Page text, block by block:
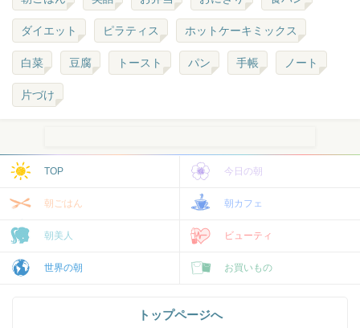
ダイエット ピラティス ホットケーキミックス
白菜 豆腐 トースト パン 手帳 ノート
片づけ
TOP 今日の朝
朝ごはん 朝カフェ
朝美人 ビューティ
世界の朝 お買いもの
トップページへ